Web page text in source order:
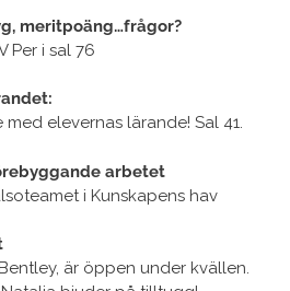
meritpoäng…frågor?
Per i sal 76
elevernas lärande! Sal 41.
arbetet
i Kunskapens hav
är öppen under kvällen.